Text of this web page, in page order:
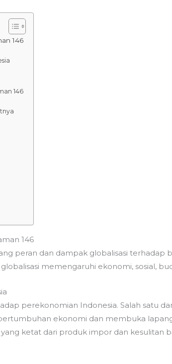
146
146
146
peran dan dampak globalisasi terhadap
memengaruhi ekonomi, sosial,
perekonomian Indonesia. Salah satu
ekonomi dan membuka
ketat dari produk impor dan kesulitan